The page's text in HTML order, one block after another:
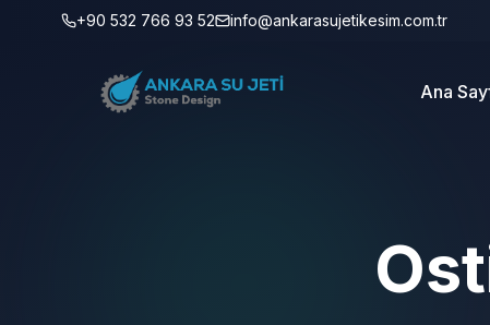
+90 532 766 93 52 info@ankarasujetikesim.com.tr
Ana